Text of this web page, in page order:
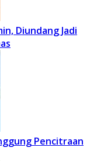
Diundang Jadi
Pencitraan